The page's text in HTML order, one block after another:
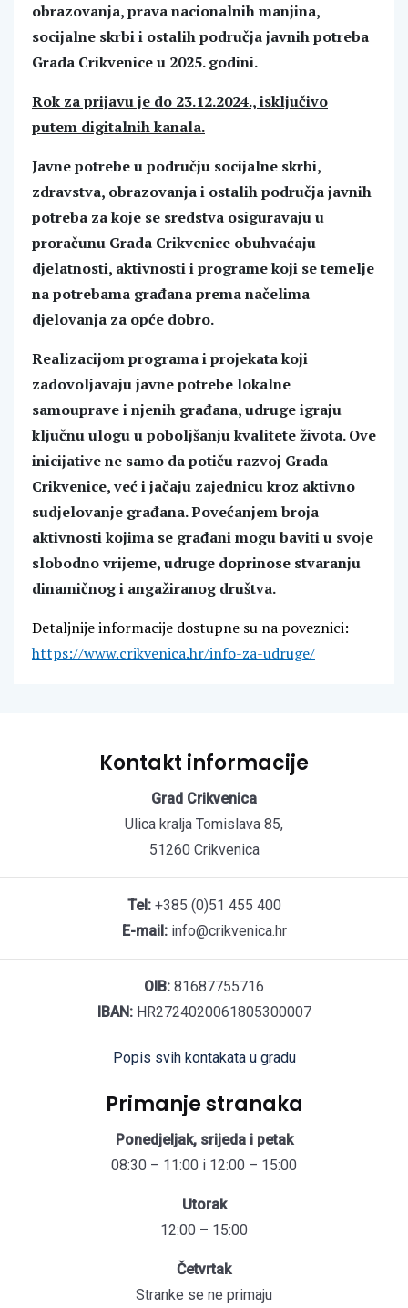
obrazovanja, prava nacionalnih manjina,
socijalne skrbi i ostalih područja javnih potreba
Grada Crikvenice u 2025. godini.
Rok za prijavu je do 23.12.2024., isključivo
putem digitalnih kanala.
Javne potrebe u području socijalne skrbi,
zdravstva, obrazovanja i ostalih područja javnih
potreba za koje se sredstva osiguravaju u
proračunu Grada Crikvenice obuhvaćaju
djelatnosti, aktivnosti i programe koji se temelje
na potrebama građana prema načelima
djelovanja za opće dobro.
Realizacijom programa i projekata koji
zadovoljavaju javne potrebe lokalne
samouprave i njenih građana, udruge igraju
ključnu ulogu u poboljšanju kvalitete života. Ove
inicijative ne samo da potiču razvoj Grada
Crikvenice, već i jačaju zajednicu kroz aktivno
sudjelovanje građana. Povećanjem broja
aktivnosti kojima se građani mogu baviti u svoje
slobodno vrijeme, udruge doprinose stvaranju
dinamičnog i angažiranog društva.
Detaljnije informacije dostupne su na poveznici:
https://www.crikvenica.hr/info-za-udruge/
Kontakt informacije
Grad Crikvenica
Ulica kralja Tomislava 85,
51260 Crikvenica
Tel:+385 (0)51 455 400
E-mail:info@crikvenica.hr
OIB: 81687755716
IBAN:HR2724020061805300007
Popis svih kontakata u gradu
Primanje stranaka
Ponedjeljak, srijeda i petak
08:30 – 11:00 i 12:00 – 15:00
Utorak
12:00 – 15:00
Četvrtak
Stranke se ne primaju